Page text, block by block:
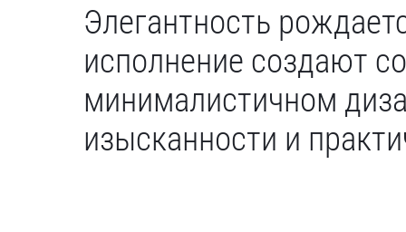
Элегантность
исполнение создают
минималистичном
изысканности и